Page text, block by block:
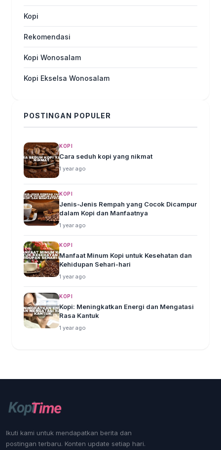
Kopi
Rekomendasi
Kopi Wonosalam
Kopi Ekselsa Wonosalam
POSTINGAN POPULER
KOPI
Cara seduh kopi yang nikmat
1 year ago
KOPI
Jenis-Jenis Rempah yang Cocok Dicampur
dalam Kopi dan Manfaatnya
1 year ago
KOPI
Manfaat Minum Kopi untuk Kesehatan dan
Kehidupan Sehari-hari
1 year ago
KOPI
Kopi: Meningkatkan Energi dan Mengatasi
Rasa Kantuk
1 year ago
Ikuti kami untuk mendapatkan berita dan
postingan terbaru. Konten update setiap hari.